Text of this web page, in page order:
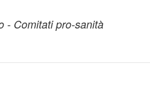
- Comitati pro-sanità